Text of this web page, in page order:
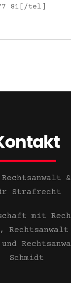
81[/tel]
&
Strafrecht
mit
Schmidt